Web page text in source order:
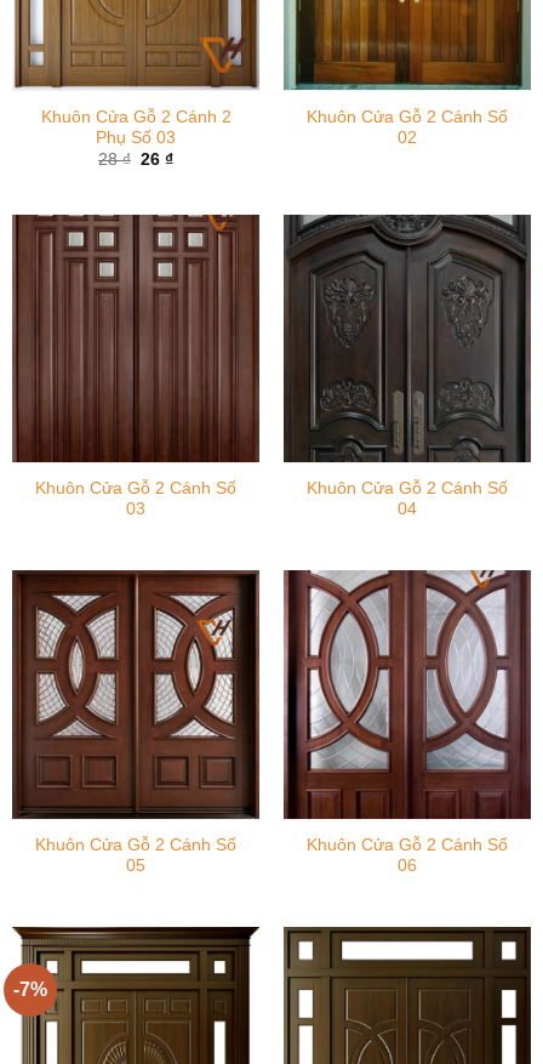
Khuôn Cửa Gỗ 2 Cánh 2
Phụ Số 03
28₫ Giá
26₫Giá
26 ₫.
Khuôn Cửa Gỗ 2 Cánh Số
02
Khuôn Cửa Gỗ 2 Cánh Số
03
Khuôn Cửa Gỗ 2 Cánh Số
04
Khuôn Cửa Gỗ 2 Cánh Số
05
Khuôn Cửa Gỗ 2 Cánh Số
06
-7%